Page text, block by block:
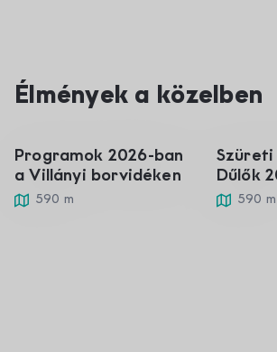
Élmények a közelben
01
jan
Programok 2026-ban
a Villányi borvidéken
590 m
05
szept
Dűlők
590 m